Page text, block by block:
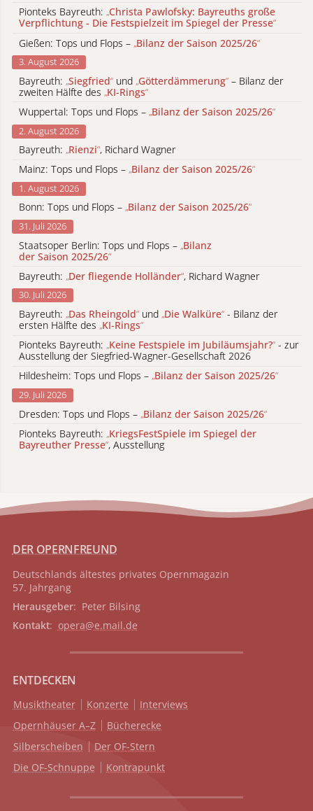
Pionteks Bayreuth: „Christa Pawlofsky: Bayreuths große
Verpflichtung - Die Festspielzeit im Spiegel der Presse“
Gießen: Tops und Flops – „Bilanz der Saison 2025/26“
3. August 2026
Bayreuth: „Siegfried“ und „Götterdämmerung“ – Bilanz der
zweiten Hälfte des „KI-Rings“
Wuppertal: Tops und Flops – „Bilanz der Saison 2025/26“
2. August 2026
Bayreuth: „Rienzi“, Richard Wagner
Mainz: Tops und Flops – „Bilanz der Saison 2025/26“
1. August 2026
Bonn: Tops und Flops – „Bilanz der Saison 2025/26“
31. Juli 2026
Staatsoper Berlin: Tops und Flops – „Bilanz
der Saison 2025/26“
Bayreuth: „Der fliegende Holländer“, Richard Wagner
30. Juli 2026
Bayreuth: „Das Rheingold“ und „Die Walküre“ - Bilanz der
ersten Hälfte des „KI-Rings“
Pionteks Bayreuth: „Keine Festspiele im Jubiläumsjahr?“ - zur
Ausstellung der Siegfried-Wagner-Gesellschaft 2026
Hildesheim: Tops und Flops – „Bilanz der Saison 2025/26“
29. Juli 2026
Dresden: Tops und Flops – „Bilanz der Saison 2025/26“
Pionteks Bayreuth: „KriegsFestSpiele im Spiegel der
Bayreuther Presse“, Ausstellung
DER OPERNFREUND
Deutschlands ältestes privates Opernmagazin
57. Jahrgang
Herausgeber: Peter Bilsing
Kontakt: opera@e.mail.de
ENTDECKEN
Musiktheater Konzerte
Interviews
Opernhäuser A–Z
Bücherecke
Silberscheiben
Der OF-Stern
Die OF-Schnuppe
Kontrapunkt